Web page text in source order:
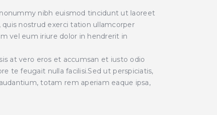
nibh euismod tincidunt ut laoreet
nostrud exerci tation ullamcorper
vel eum iriure dolor in hendrerit in
at vero eros et accumsan et iusto odio
te feugait nulla facilisi.Sed ut perspiciatis,
totam rem aperiam eaque ipsa,